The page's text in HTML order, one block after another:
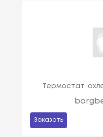
Термостат,
Заказать